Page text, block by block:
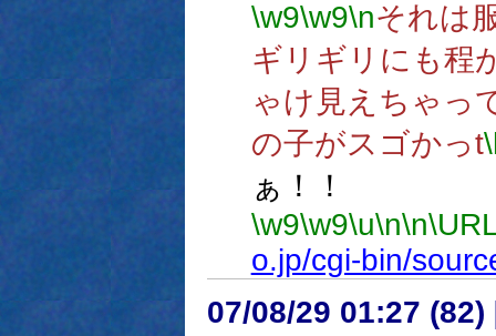
\w9\w9\nそれは
ギリギリにも程
ゃけ見えちゃっ
の子がスゴかっt
ぁ！！
\w9\w9\u\n\n
o.jp/cgi-bin/
07/08/29 01:27 (82)